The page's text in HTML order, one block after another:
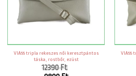
VIA55 tripla rekeszes női keresztpántos
táska, rostbőr, ezüst
12390Ft
VIA55